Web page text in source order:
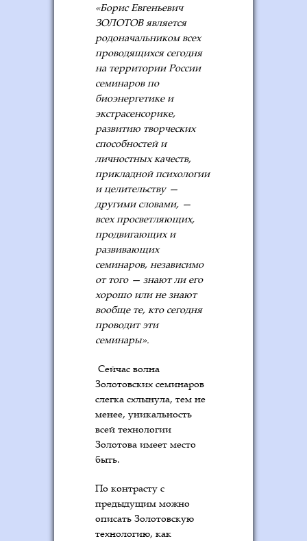
«Борис Евгеньевич
ЗОЛОТОВ является
родоначальником всех
проводящихся сегодня
на территории России
семинаров по
биоэнергетике и
экстрасенсорике,
развитию творческих
способностей и
личностных качеств,
прикладной психологии
и целительству —
другими словами, —
всех просветляющих,
продвигающих и
развивающих
семинаров, независимо
от того — знают ли его
хорошо или не знают
вообще те, кто сегодня
проводит эти
семинары».
Сейчас волна
Золотовских семинаров
слегка схлынула, тем не
менее, уникальность
всей технологии
Золотова имеет место
быть.
По контрасту с
предыдущим можно
описать Золотовскую
технологию, как